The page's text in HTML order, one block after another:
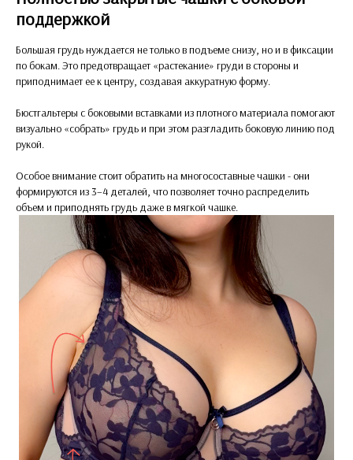
поддержкой
Большая грудь нуждается не только в подъеме снизу, но и в фиксации
по бокам. Это предотвращает «растекание» груди в стороны и
приподнимает ее к центру, создавая аккуратную форму.
Бюстгальтеры с боковыми вставками из плотного материала помогают
визуально «собрать» грудь и при этом разгладить боковую линию под
рукой.
Особое внимание стоит обратить на многосоставные чашки - они
формируются из 3–4 деталей, что позволяет точно распределить
объем и приподнять грудь даже в мягкой чашке.